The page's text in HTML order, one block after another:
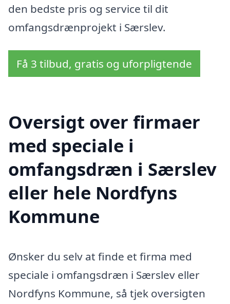
den bedste pris og service til dit
omfangsdrænprojekt i Særslev.
Få 3 tilbud, gratis og uforpligtende
Oversigt over firmaer
med speciale i
omfangsdræn i Særslev
eller hele Nordfyns
Kommune
Ønsker du selv at finde et firma med
speciale i omfangsdræn i Særslev eller
Nordfyns Kommune, så tjek oversigten